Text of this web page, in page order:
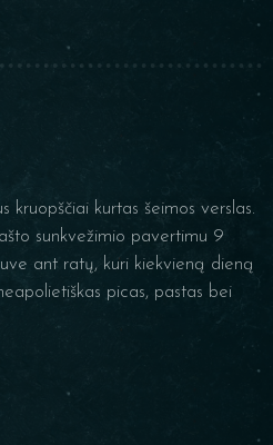
kruopščiai kurtas šeimos verslas.
sunkvežimio pavertimu 9
ant ratų, kuri kiekvieną dieną
picas, pastas bei